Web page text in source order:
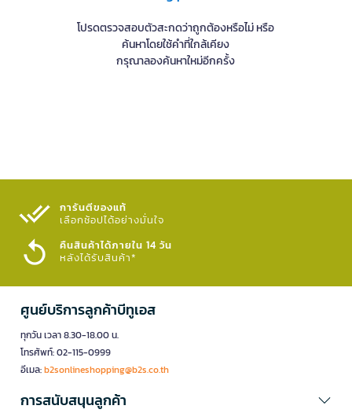
โปรดตรวจสอบตัวสะกดว่าถูกต้องหรือไม่ หรือ
ค้นหาโดยใช้คำที่ใกล้เคียง
กรุณาลองค้นหาใหม่อีกครั้ง
การันตีของแท้
เลือกช้อปได้อย่างมั่นใจ​
คืนสินค้าได้ภายใน 14 วัน
หลังได้รับสินค้า*
ศูนย์บริการลูกค้าบีทูเอส
ทุกวัน เวลา 8.30-18.00 น.
โทรศัพท์: 02-115-0999
อีเมล:b2sonlineshopping@b2s.co.th
การสนับสนุนลูกค้า